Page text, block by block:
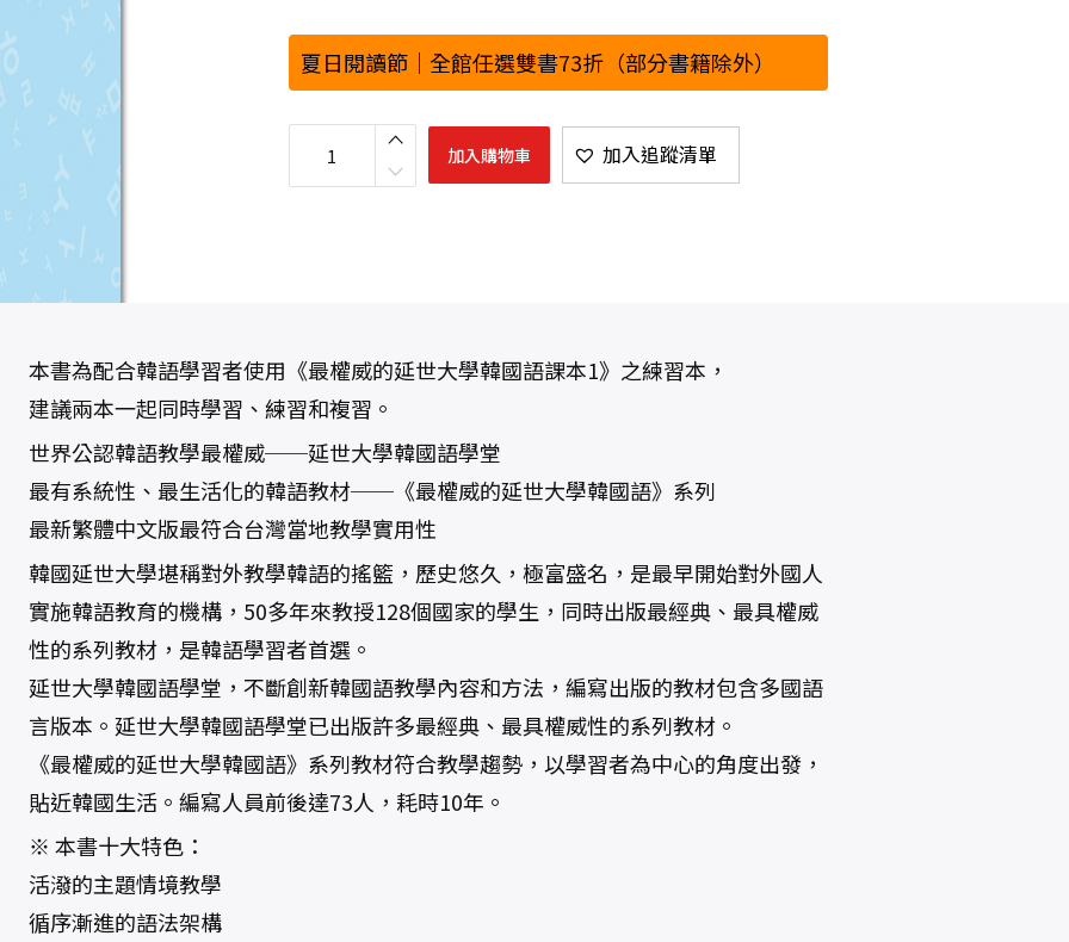
夏日閱讀節｜全館任選雙書73折（部分書籍除外）
最
的
1
（
附
M
3
碟
一
片
）
數
量
加入購物車 加入追蹤清單
本書為配合韓語學習者使用《最權威的延世大學韓國語課本1》之練習本，
建議兩本一起同時學習、練習和複習。
世界公認韓語教學最權威──延世大學韓國語學堂
最有系統性、最生活化的韓語教材──《最權威的延世大學韓國語》系列
最新繁體中文版最符合台灣當地教學實用性
韓國延世大學堪稱對外教學韓語的搖籃，歷史悠久，極富盛名，是最早開始對外國人
實施韓語教育的機構，50多年來教授128個國家的學生，同時出版最經典、最具權威
性的系列教材，是韓語學習者首選。
延世大學韓國語學堂，不斷創新韓國語教學內容和方法，編寫出版的教材包含多國語
言版本。延世大學韓國語學堂已出版許多最經典、最具權威性的系列教材。
《最權威的延世大學韓國語》系列教材符合教學趨勢，以學習者為中心的角度出發，
貼近韓國生活。編寫人員前後達73人，耗時10年。
※ 本書十大特色：
活潑的主題情境教學
循序漸進的語法架構